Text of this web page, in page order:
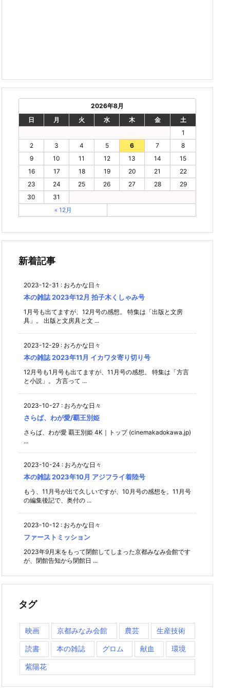
2026年8月
日
月 火 水 木 金
土
1
2
3 4 5 6 7
8
9
10 11 12 13 14
15
16
17 18 19 20 21
22
23
24 25 26 27 28
29
30
31
« 12月
新着記事
2023-12-31 : おろかな日々
本の雑誌 2023年12月 拍子木くしゃみ号
1月号も出てますが、12月号の感想。 特集は「出版と文房
具」。 出版と文房具と文 ...
2023-12-29 : おろかな日々
本の雑誌 2023年11月 イカワタ寄り切り号
12月号も1月号も出てますが、11月号の感想。 特集は「方言
と小説」。 方言って ...
2023-10-27 : おろかな日々
さらば、わが愛/覇王別姫
さらば、わが愛 覇王別姫 4K｜トップ (cinemakadokawa.jp)
...
2023-10-24 : おろかな日々
本の雑誌 2023年10月 アジフライ着陸号
もう、11月号が出て久しいですが、10月号の感想を。11月号
の編集後記で、奥付の ...
2023-10-12 : おろかな日々
ファーストミッション
2023年9月末をもって閉館してしまった京都みなみ会館です
が、閉館告知から閉館日 ...
タグ
映画 京都みなみ会館 農芸 生産技術
読書 本の雑誌 グロム 献血 環境
紫陽花